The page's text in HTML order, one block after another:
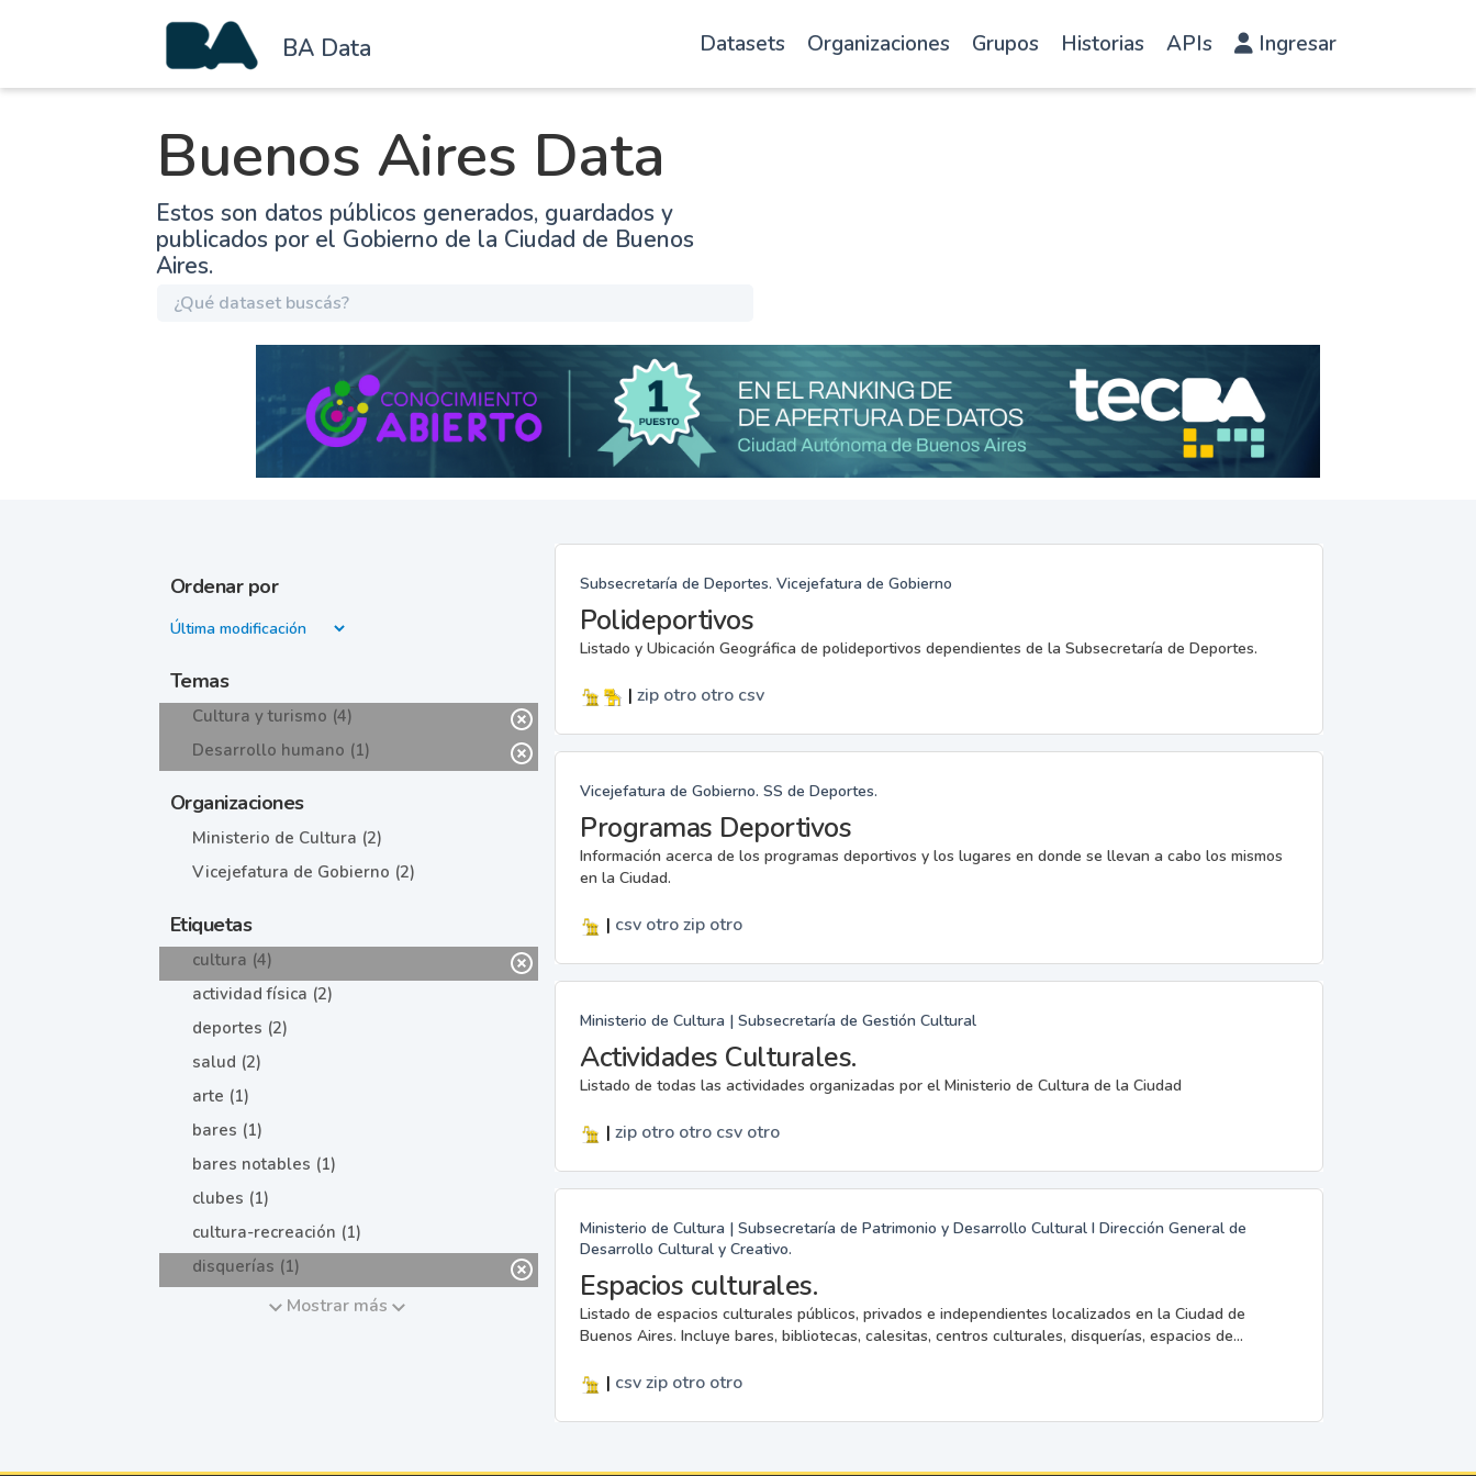
BA Data Datasets Organizaciones Grupos Historias APIs Ingresar
Buenos Aires Data
Estos son datos públicos generados, guardados y
publicados por el Gobierno de la Ciudad de Buenos
Aires.
Ordenar por
Temas
Cultura y turismo (4)
Desarrollo humano (1)
Organizaciones
Ministerio de Cultura (2)
Vicejefatura de Gobierno (2)
Etiquetas
cultura (4)
actividad física (2)
deportes (2)
salud (2)
arte (1)
bares (1)
bares notables (1)
clubes (1)
cultura-recreación (1)
disquerías (1)
Mostrar más
Subsecretaría de Deportes. Vicejefatura de Gobierno
Polideportivos
Listado y Ubicación Geográfica de polideportivos dependientes de la Subsecretaría de Deportes.
| zip otro otro csv
Vicejefatura de Gobierno. SS de Deportes.
Programas Deportivos
Información acerca de los programas deportivos y los lugares en donde se llevan a cabo los mismos
en la Ciudad.
| csv otrozip otro
Ministerio de Cultura | Subsecretaría de Gestión Cultural
Actividades Culturales.
Listado de todas las actividades organizadas por el Ministerio de Cultura de la Ciudad
| zip otro otro csv otro
Ministerio de Cultura | Subsecretaría de Patrimonio y Desarrollo Cultural I Dirección General de
Desarrollo Cultural y Creativo.
Espacios culturales.
Listado de espacios culturales públicos, privados e independientes localizados en la Ciudad de
Buenos Aires. Incluye bares, bibliotecas, calesitas, centros culturales, disquerías, espacios de...
| csvzip otro otro